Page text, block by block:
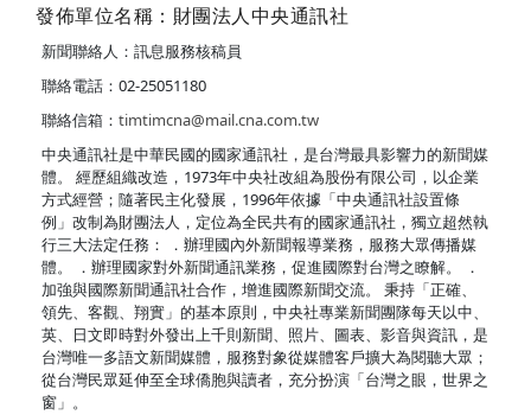
發佈單位名稱：財團法人中央通訊社
新聞聯絡人：訊息服務核稿員
聯絡電話：02-25051180
聯絡信箱： timtimcna@mail.cna.com.tw
中央通訊社是中華民國的國家通訊社，是台灣最具影響力的新聞媒
體。 經歷組織改造，1973年中央社改組為股份有限公司，以企業
方式經營；隨著民主化發展，1996年依據「中央通訊社設置條
例」改制為財團法人，定位為全民共有的國家通訊社，獨立超然執
行三大法定任務： ．辦理國內外新聞報導業務，服務大眾傳播媒
體。 ．辦理國家對外新聞通訊業務，促進國際對台灣之瞭解。 ．
加強與國際新聞通訊社合作，增進國際新聞交流。 秉持「正確、
領先、客觀、翔實」的基本原則，中央社專業新聞團隊每天以中、
英、日文即時對外發出上千則新聞、照片、圖表、影音與資訊，是
台灣唯一多語文新聞媒體，服務對象從媒體客戶擴大為閱聽大眾；
從台灣民眾延伸至全球僑胞與讀者，充分扮演「台灣之眼，世界之
窗」。